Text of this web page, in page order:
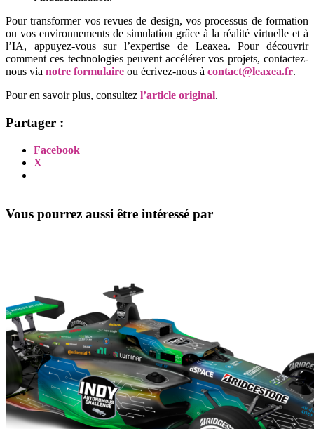
Pour transformer vos revues de design, vos processus de formation
ou vos environnements de simulation grâce à la réalité virtuelle et à
l’IA, appuyez-vous sur l’expertise de Leaxea. Pour découvrir
comment ces technologies peuvent accélérer vos projets, contactez-
nous via notre formulaire ou écrivez-nous à contact@leaxea.fr.
Pour en savoir plus, consultez l’article original.
Partager :
Facebook
X
Vous pourrez aussi être intéressé par